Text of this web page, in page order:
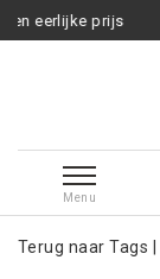
Menu
Terug naar Tags